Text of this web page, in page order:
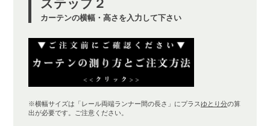
カーテンの横幅・高さを入力して下さい
※横幅サイズは「レール両端ランナー間の長さ」にプラスゆとり分の算
出が必要です。ご注意ください。